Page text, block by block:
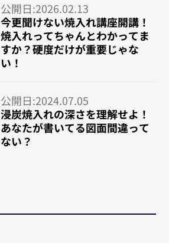
公開日:2026.02.13
今更聞けない焼入れ講座開講！
焼入れってちゃんとわかってま
すか？硬度だけが重要じゃな
い！
公開日:2024.07.05
浸炭焼入れの深さを理解せよ！
あなたが書いてる図面間違って
ない？